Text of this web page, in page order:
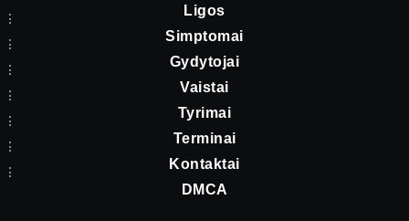
Ligos
Simptomai
Gydytojai
Vaistai
Tyrimai
Terminai
Kontaktai
DMCA